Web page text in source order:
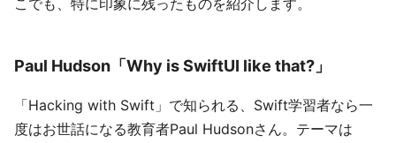
こでも、特に印象に残ったものを紹介します。
Paul Hudson「Why is SwiftUI like that?」
「Hacking with Swift」で知られる、Swift学習者なら一
度はお世話になる教育者Paul Hudsonさん。テーマは